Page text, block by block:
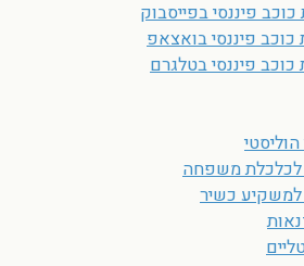
פיננסי בפייסבוק
כוכב פיננסי בואצאפ
פיננסי בטלגרם
הוליסטי
לכלכלת משפחה
למשקיע כשיר